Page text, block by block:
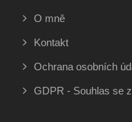
O mně
Kontakt
Ochrana osobních
GDPR - Souhlas se